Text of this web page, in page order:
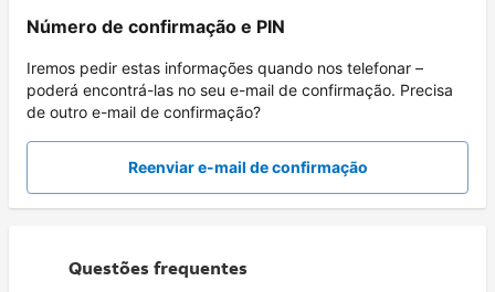
Número de confirmação e PIN
Iremos pedir estas informações quando nos telefonar –
poderá encontrá-las no seu e-mail de confirmação. Precisa
de outro e-mail de confirmação?
Reenviar e-mail de confirmação
Questões frequentes